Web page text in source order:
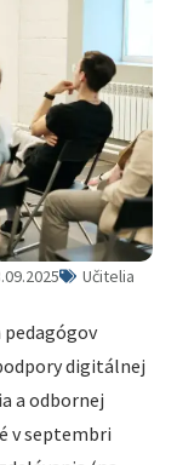
Učitelia
pedagógov
digitálnej
a odbornej
v septembri